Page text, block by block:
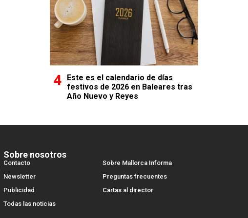
Este es el calendario de días
festivos de 2026 en Baleares tras
Año Nuevo y Reyes
Sobre nosotros
Contacto
Sobre Mallorca Informa
Newsletter
Preguntas frecuentes
Publicidad
Cartas al director
Todas las noticias